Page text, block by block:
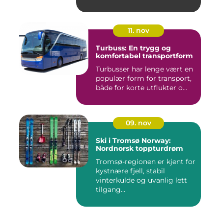
11. nov
Turbuss: En trygg og
komfortabel transportform
Turbusser har lenge vært en
populær form for transport,
både for korte utflukter o...
09. nov
Ski i Tromsø Norway:
Nordnorsk toppturdrøm
Tromsø-regionen er kjent for
kystnære fjell, stabil
vinterkulde og uvanlig lett
tilgang...